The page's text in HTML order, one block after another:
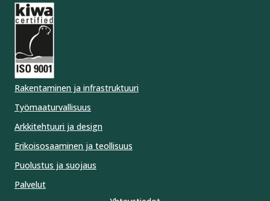
Rakentaminen ja infrastruktuuri
Työmaaturvallisuus
Arkkitehtuuri ja design
Erikoisosaaminen ja teollisuus
Puolustus ja suojaus
Palvelut